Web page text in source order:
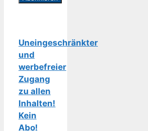
Uneingeschränkter
und
werbefreier
Zugang
zu allen
Inhalten!
Kein
Abo!